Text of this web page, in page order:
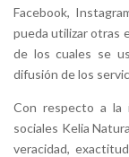
Facebook,
pueda utilizar otras
de los cuales se
difusión de los
Con respecto a la
sociales Kelia
veracidad,